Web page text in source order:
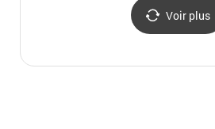
Voir plus